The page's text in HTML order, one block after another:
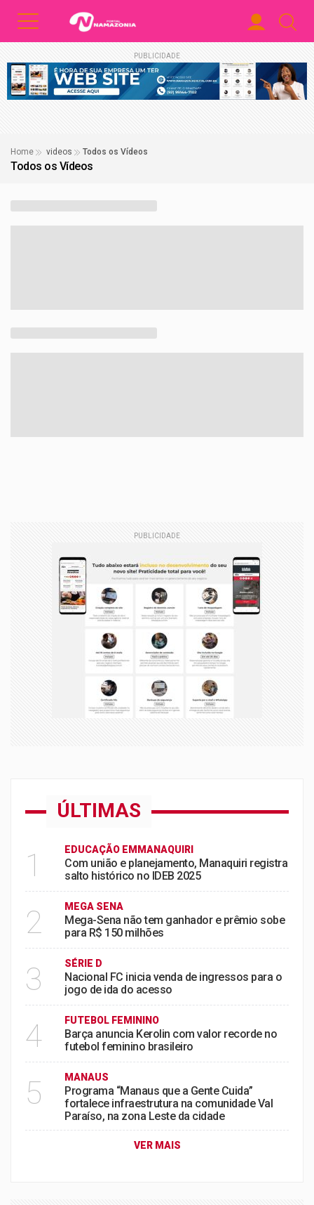
PUBLICIDADE
Home videos Todos os Vídeos
Todos os Vídeos
PUBLICIDADE
ÚLTIMAS
1 EDUCAÇÃO EMMANAQUIRI
Com união e planejamento, Manaquiri registra
salto histórico no IDEB 2025
2 MEGA SENA
Mega-Sena não tem ganhador e prêmio sobe
para R$ 150 milhões
3 SÉRIE D
Nacional FC inicia venda de ingressos para o
jogo de ida do acesso
4 FUTEBOL FEMININO
Barça anuncia Kerolin com valor recorde no
futebol feminino brasileiro
5 MANAUS
Programa “Manaus que a Gente Cuida”
fortalece infraestrutura na comunidade Val
Paraíso, na zona Leste da cidade
VER MAIS